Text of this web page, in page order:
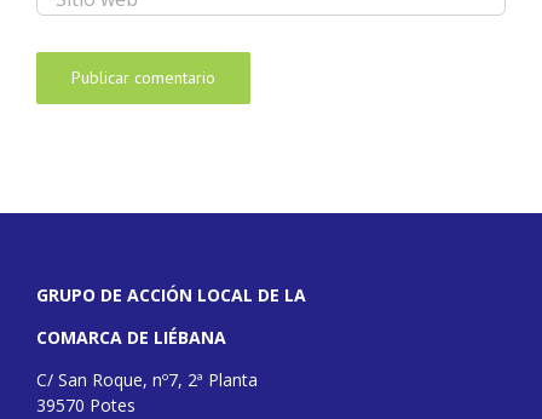
GRUPO DE ACCIÓN LOCAL DE LA
COMARCA DE LIÉBANA
C/ San Roque, nº7, 2ª Planta
39570 Potes